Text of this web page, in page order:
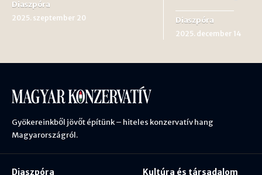
Diaszpóra
2025. szeptember 20 Diaszpóra
2025. december 14
Gyökereinkből jövőt építünk – hiteles konzervatív hang
Magyarországról.
Diaszpóra Kultúra és társadalom